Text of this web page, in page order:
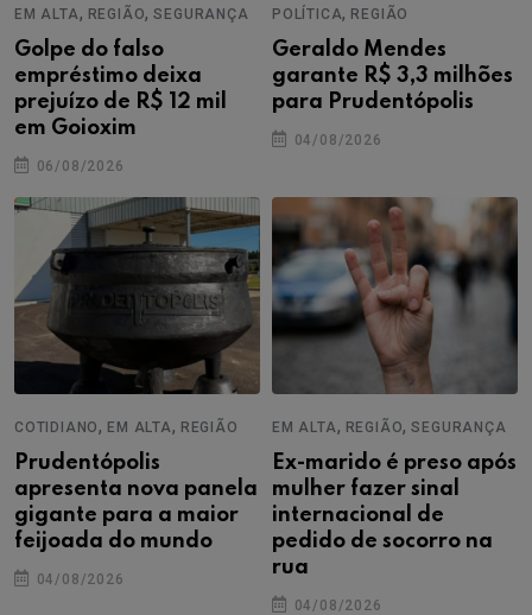
EM ALTA, REGIÃO,SEGURANÇA
Golpe do falso
empréstimo deixa
prejuízo de R$ 12 mil
em Goioxim
06/08/2026
POLÍTICA, REGIÃO
Geraldo Mendes
garante R$ 3,3 milhões
para Prudentópolis
04/08/2026
COTIDIANO , EM ALTA , REGIÃO
Prudentópolis
apresenta nova panela
gigante para a maior
feijoada do mundo
04/08/2026
EM ALTA , REGIÃO,SEGURANÇA
Ex-marido é preso após
mulher fazer sinal
internacional de
pedido de socorro na
rua
04/08/2026